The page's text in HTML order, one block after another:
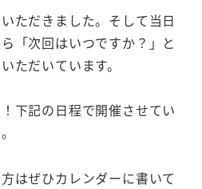
ただきました。そして当日
「次回はいつですか？」と
ただいています。
下記の日程で開催させてい
はぜひカレンダーに書いて